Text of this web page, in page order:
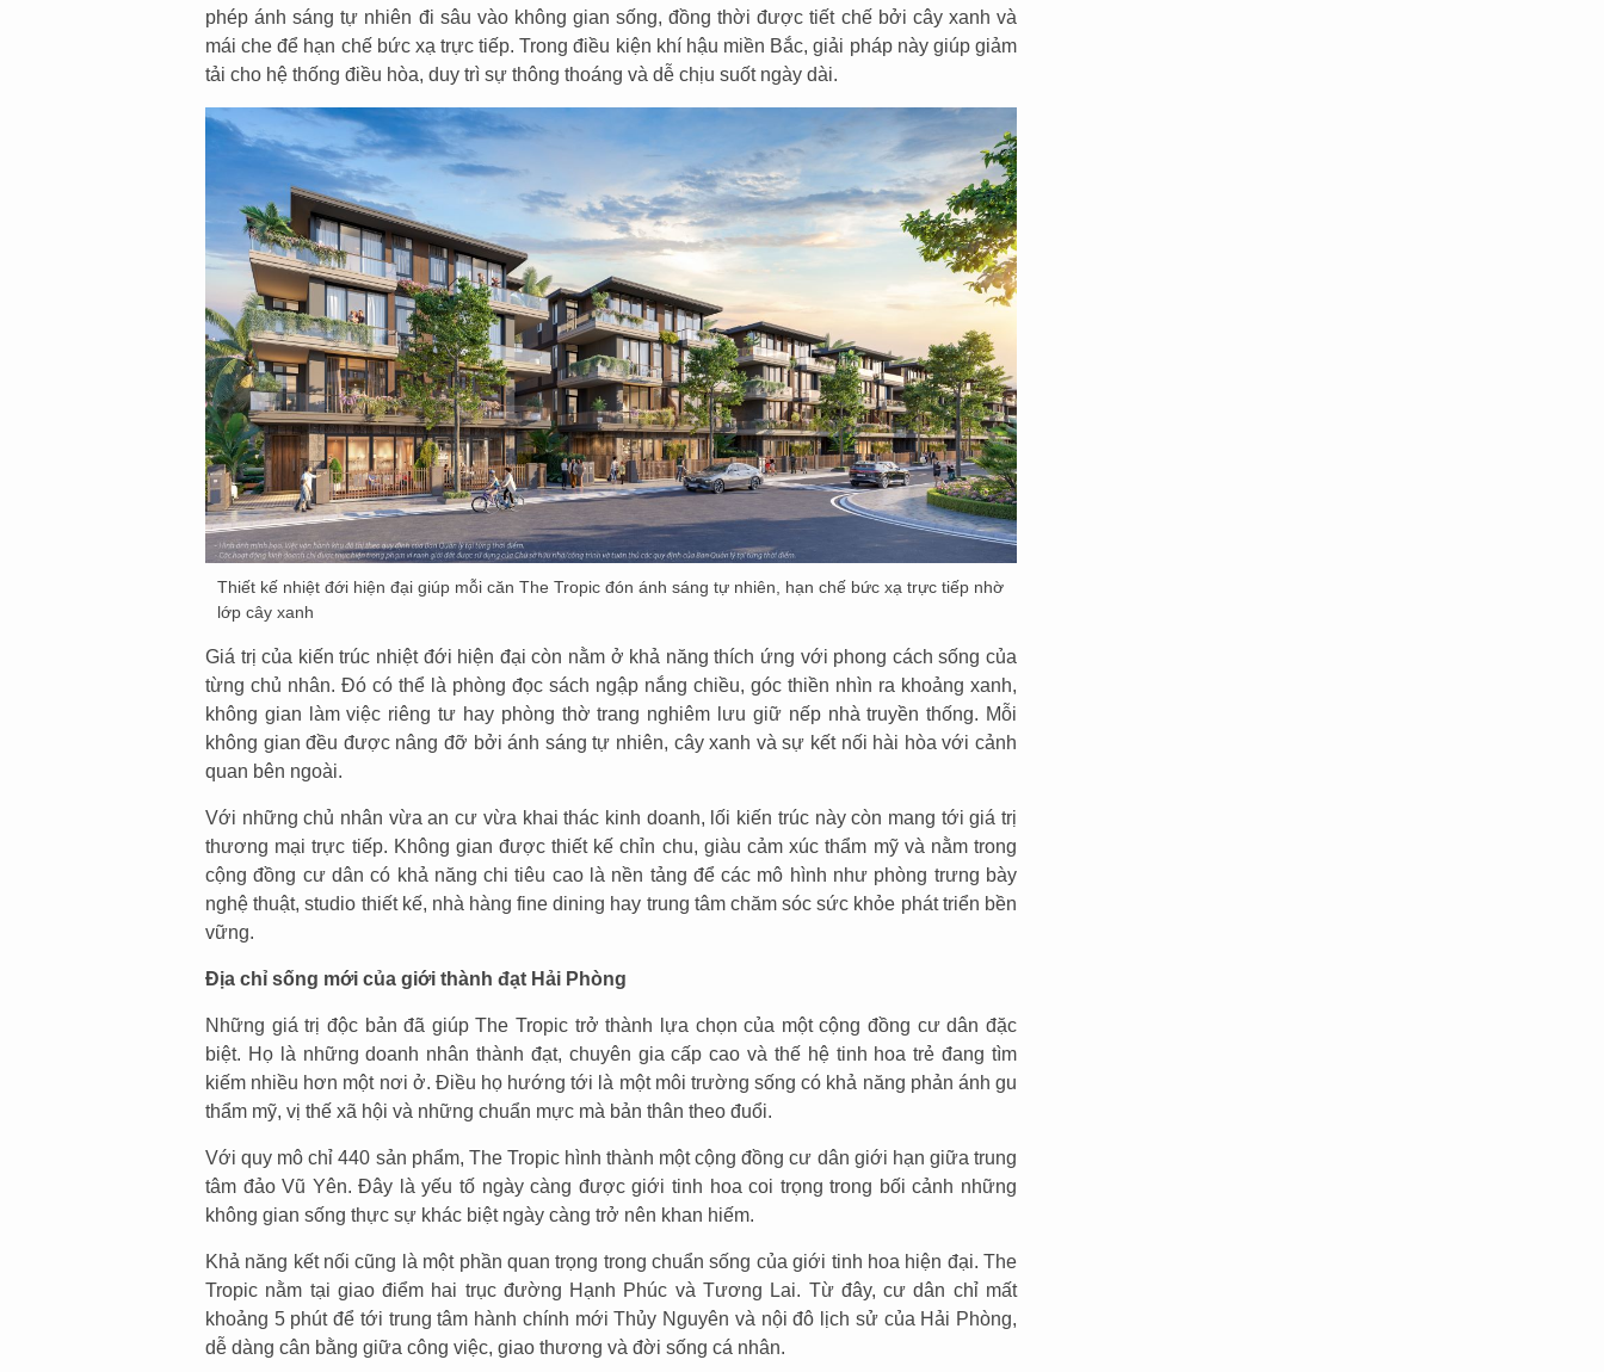
phép ánh sáng tự nhiên đi sâu vào không gian sống, đồng thời được tiết chế bởi cây xanh và
mái che để hạn chế bức xạ trực tiếp. Trong điều kiện khí hậu miền Bắc, giải pháp này giúp giảm
tải cho hệ thống điều hòa, duy trì sự thông thoáng và dễ chịu suốt ngày dài.
Thiết kế nhiệt đới hiện đại giúp mỗi căn The Tropic đón ánh sáng tự nhiên, hạn chế bức xạ trực tiếp nhờ
lớp cây xanh
Giá trị của kiến trúc nhiệt đới hiện đại còn nằm ở khả năng thích ứng với phong cách sống của
từng chủ nhân. Đó có thể là phòng đọc sách ngập nắng chiều, góc thiền nhìn ra khoảng xanh,
không gian làm việc riêng tư hay phòng thờ trang nghiêm lưu giữ nếp nhà truyền thống. Mỗi
không gian đều được nâng đỡ bởi ánh sáng tự nhiên, cây xanh và sự kết nối hài hòa với cảnh
quan bên ngoài.
Với những chủ nhân vừa an cư vừa khai thác kinh doanh, lối kiến trúc này còn mang tới giá trị
thương mại trực tiếp. Không gian được thiết kế chỉn chu, giàu cảm xúc thẩm mỹ và nằm trong
cộng đồng cư dân có khả năng chi tiêu cao là nền tảng để các mô hình như phòng trưng bày
nghệ thuật, studio thiết kế, nhà hàng fine dining hay trung tâm chăm sóc sức khỏe phát triển bền
vững.
Địa chỉ sống mới của giới thành đạt Hải Phòng
Những giá trị độc bản đã giúp The Tropic trở thành lựa chọn của một cộng đồng cư dân đặc
biệt. Họ là những doanh nhân thành đạt, chuyên gia cấp cao và thế hệ tinh hoa trẻ đang tìm
kiếm nhiều hơn một nơi ở. Điều họ hướng tới là một môi trường sống có khả năng phản ánh gu
thẩm mỹ, vị thế xã hội và những chuẩn mực mà bản thân theo đuổi.
Với quy mô chỉ 440 sản phẩm, The Tropic hình thành một cộng đồng cư dân giới hạn giữa trung
tâm đảo Vũ Yên. Đây là yếu tố ngày càng được giới tinh hoa coi trọng trong bối cảnh những
không gian sống thực sự khác biệt ngày càng trở nên khan hiếm.
Khả năng kết nối cũng là một phần quan trọng trong chuẩn sống của giới tinh hoa hiện đại. The
Tropic nằm tại giao điểm hai trục đường Hạnh Phúc và Tương Lai. Từ đây, cư dân chỉ mất
khoảng 5 phút để tới trung tâm hành chính mới Thủy Nguyên và nội đô lịch sử của Hải Phòng,
dễ dàng cân bằng giữa công việc, giao thương và đời sống cá nhân.